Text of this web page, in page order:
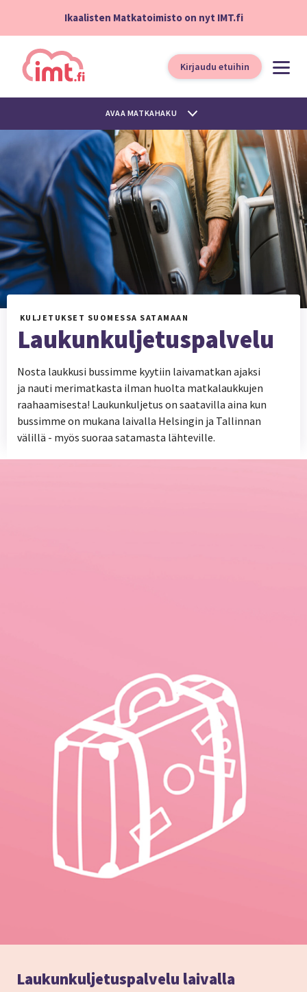
Ikaalisten Matkatoimisto on nyt IMT.fi
Kirjaudu etuihin
AVAA MATKAHAKU
KULJETUKSET SUOMESSA SATAMAAN
Laukunkuljetuspalvelu
Nosta laukkusi bussimme kyytiin laivamatkan ajaksi
ja nauti merimatkasta ilman huolta matkalaukkujen
raahaamisesta! Laukunkuljetus on saatavilla aina kun
bussimme on mukana laivalla Helsingin ja Tallinnan
välillä - myös suoraa satamasta lähteville.
Laukunkuljetuspalvelu laivalla